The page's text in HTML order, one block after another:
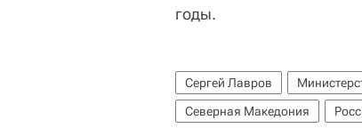
годы.
Сергей Лавров
Северная Македония